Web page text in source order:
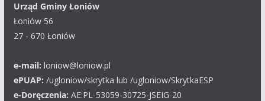
Urząd Gminy Łoniów
Łoniów 56
27 - 670 Łoniów
e-mail: loniow@loniow.pl
ePUAP: /ugloniow/skrytka lub /ugloniow/SkrytkaESP
e-Doręczenia: AE:PL-53059-30725-JSEIG-20